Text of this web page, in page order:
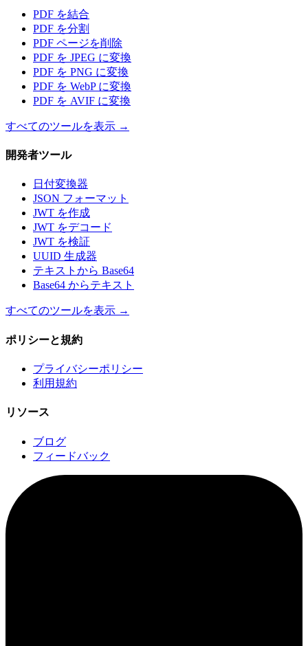
PDF を結合
PDF を分割
PDF ページを削除
PDF を JPEG に変換
PDF を PNG に変換
PDF を WebP に変換
PDF を AVIF に変換
すべてのツールを表示 →
開発者ツール
日付変換器
JSON フォーマット
JWT を作成
JWT をデコード
JWT を検証
UUID 生成器
テキストから Base64
Base64 からテキスト
すべてのツールを表示 →
ポリシーと規約
プライバシーポリシー
利用規約
リソース
ブログ
フィードバック